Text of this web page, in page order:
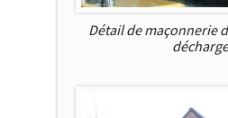
Détail de maçonnerie